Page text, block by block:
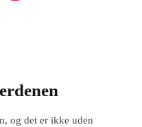
og det er ikke uden